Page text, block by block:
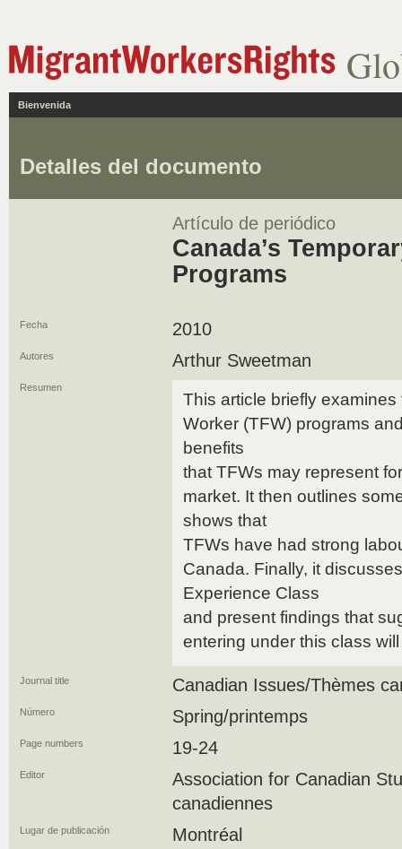
Bienvenida
Detalles del documento
Artículo de periódico
Canada’s
Programs
Fecha 2010
Autores Arthur Sweetman
Resumen
This article briefly
Worker (TFW) programs
benefits
that TFWs may represent
market. It then outlines
shows that
TFWs have had strong
Canada. Finally, it
Experience Class
and present findings that
entering under this class
Journal title Canadian Issues/Thèmes
Número Spring/printemps
Page numbers 19-24
Editor
Association for Canadian
canadiennes
Lugar de publicación Montréal